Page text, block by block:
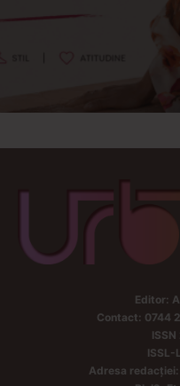
Editor:
Contact: 0744
ISSL-
Adresa redacției: